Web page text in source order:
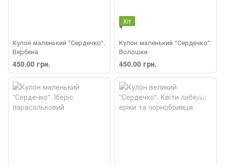
Кулон маленький "Сердечко".
Вербена
450.00 грн.
Хіт
Кулон маленький "Сердечко".
Волошки
450.00 грн.